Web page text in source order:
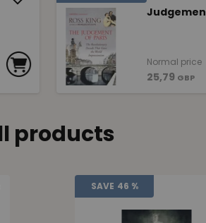
Normal price
25,79 GBP
products
SAVE 46 %